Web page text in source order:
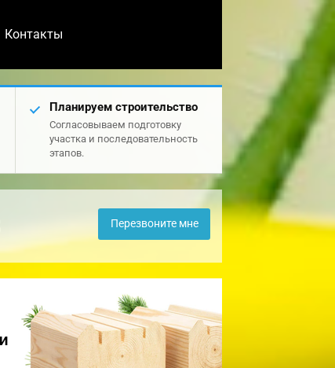
Контакты
Планируем строительство
Согласовываем подготовку
участка и последовательность
этапов.
Перезвоните мне